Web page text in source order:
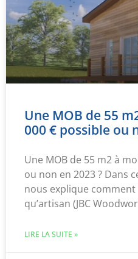
Une MOB de 55
000 € possible ou
Une MOB de 55 m2 à
ou non en 2023 ? Dans
nous explique
qu’artisan (JBC
LIRE LA SUITE »